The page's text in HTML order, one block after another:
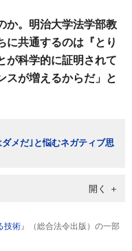
か。明治大学法学部教
に共通するのは『とり
が科学的に証明されて
スが増えるからだ」と
メだ｣と悩むネガティブ思
技術 』（総合法令出版）の一部